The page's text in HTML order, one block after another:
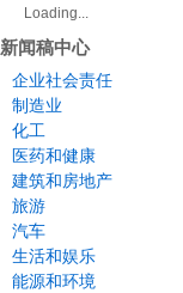
Loading...
新闻稿中心
企业社会责任
制造业
化工
医药和健康
建筑和房地产
旅游
汽车
生活和娱乐
能源和环境